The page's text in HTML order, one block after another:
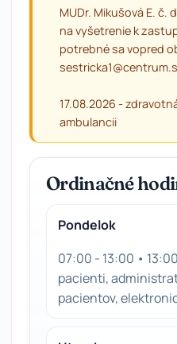
MUDr. Mikušová E. č.
na vyšetrenie k
potrebné sa vopred
17.08.2026 -
ambulancii
Ordinačné
Pondelok
07:00 - 13:00 •
pacienti,
pacientov,